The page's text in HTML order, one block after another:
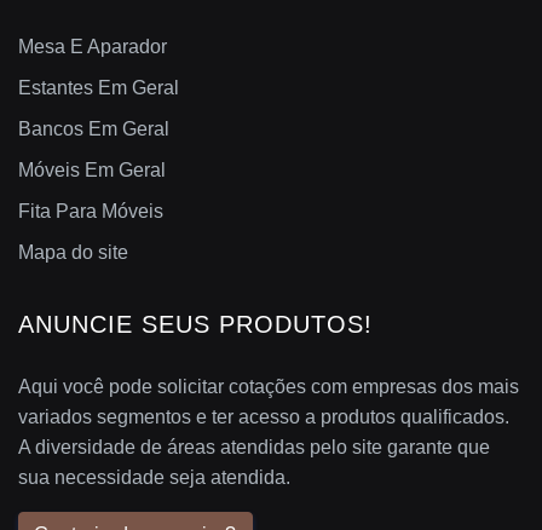
Mesa E Aparador
Estantes Em Geral
Bancos Em Geral
Móveis Em Geral
Fita Para Móveis
Mapa do site
ANUNCIE SEUS PRODUTOS!
Aqui você pode solicitar cotações com empresas dos mais
variados segmentos e ter acesso a produtos qualificados.
A diversidade de áreas atendidas pelo site garante que
sua necessidade seja atendida.